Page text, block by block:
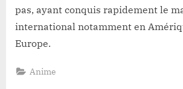
pas, ayant conquis rapidement le
international notamment en
Europe.
Anime